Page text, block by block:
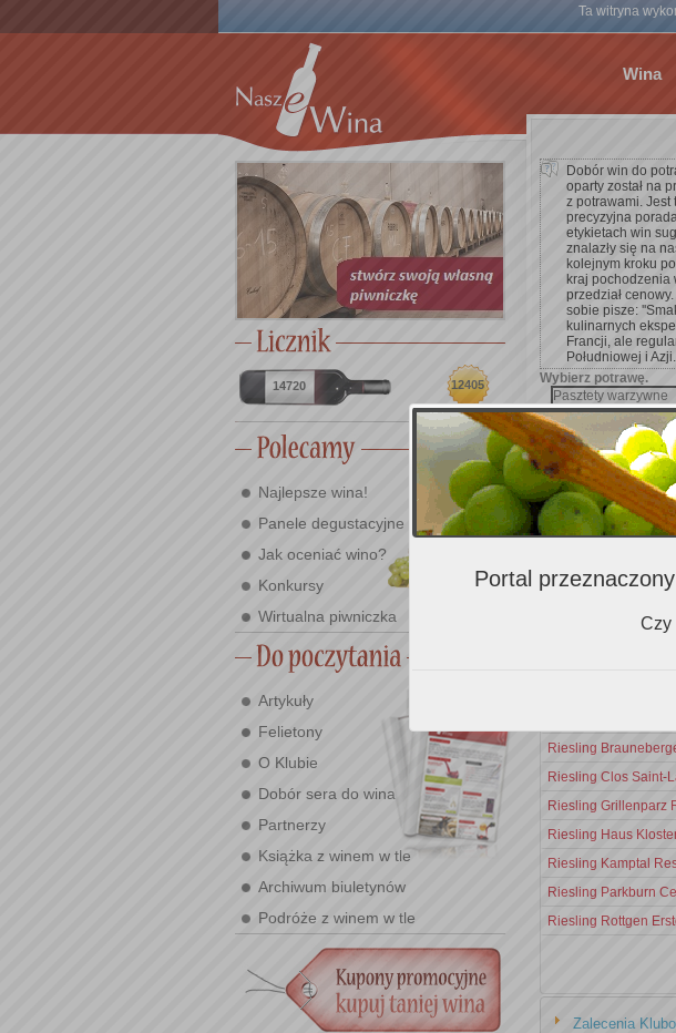
Ta witryna
Wina
14720 12405
Najlepsze wina!
Panele degustacyjne
Jak oceniać wino?
Konkursy
Wirtualna piwniczka
Artykuły
Felietony
O Klubie
Dobór sera do wina
Partnerzy
Książka z winem w tle
Archiwum biuletynów
Podróże z winem w tle
Dobór win do
oparty został na
z potrawami.
precyzyjna
etykietach win
znalazły się na
kolejnym kroku
kraj pochodzenia
przedział
sobie pisze:
kulinarnych
Francji, ale
Południowej i
Wybierz potrawę.
Dodaj kryterium
Zalecenia
Riesling
Riesling Clos Saint-
Riesling Grillenparz
Riesling Haus
Riesling Kamptal
Riesling Parkburn
Riesling Rottgen
Zalecenia
Portal
Czy